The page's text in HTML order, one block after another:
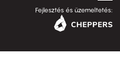
Fejlesztés és üzemeltetés: